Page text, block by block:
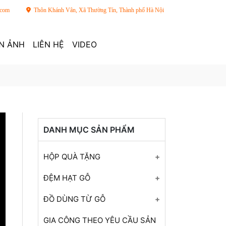
Thôn Khánh Vân, Xã Thường Tín, Thành phố Hà Nội
ẢNH LIÊN HỆ VIDEO
DANH MỤC SẢN PHẨM
HỘP QUÀ TẶNG
Hộp gỗ quà tặng nến thơm
Hộp quà gỗ tranh
Hộp gỗ khắc cá chép sen
ĐỆM HẠT GỖ
Đệm hạt gỗ cho xe ô tô
Đệm hạt gỗ cho xe ô tô
ĐỒ DÙNG TỪ GỖ
Túi gỗ thủ công
GIA CÔNG THEO YÊU CẦU SẢN